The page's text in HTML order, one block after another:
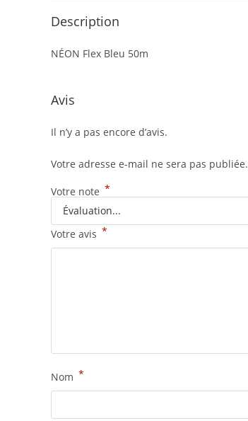
Description
NÉON Flex Bleu 50m
Avis
Il n’y a pas encore d’avis.
Votre adresse e-mail ne sera pas publiée.
Votre note *
Votre avis *
Nom *